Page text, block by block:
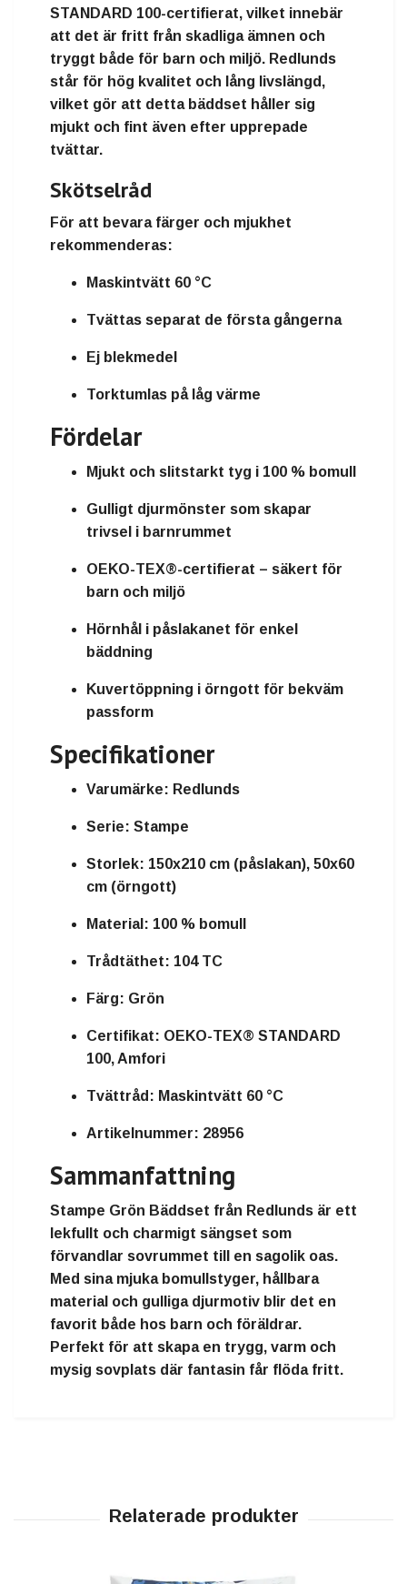
STANDARD 100-certifierat, vilket innebär
att det är fritt från skadliga ämnen och
tryggt både för barn och miljö. Redlunds
står för hög kvalitet och lång livslängd,
vilket gör att detta bäddset håller sig
mjukt och fint även efter upprepade
tvättar.
Skötselråd
För att bevara färger och mjukhet
rekommenderas:
Maskintvätt 60 °C
Tvättas separat de första gångerna
Ej blekmedel
Torktumlas på låg värme
Fördelar
Mjukt och slitstarkt tyg i 100 % bomull
Gulligt djurmönster som skapar
trivsel i barnrummet
OEKO-TEX®-certifierat – säkert för
barn och miljö
Hörnhål i påslakanet för enkel
bäddning
Kuvertöppning i örngott för bekväm
passform
Specifikationer
Varumärke: Redlunds
Serie: Stampe
Storlek: 150x210 cm (påslakan), 50x60
cm (örngott)
Material: 100 % bomull
Trådtäthet: 104 TC
Färg: Grön
Certifikat: OEKO-TEX® STANDARD
100, Amfori
Tvättråd: Maskintvätt 60 °C
Artikelnummer: 28956
Sammanfattning
Stampe Grön Bäddset från Redlunds är ett
lekfullt och charmigt sängset som
förvandlar sovrummet till en sagolik oas.
Med sina mjuka bomullstyger, hållbara
material och gulliga djurmotiv blir det en
favorit både hos barn och föräldrar.
Perfekt för att skapa en trygg, varm och
mysig sovplats där fantasin får flöda fritt.